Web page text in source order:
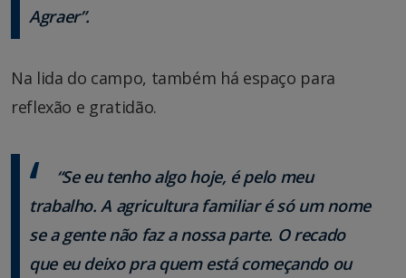
Agraer”.
Na lida do campo, também há espaço para
reflexão e gratidão.
“Se eu tenho algo hoje, é pelo meu
trabalho. A agricultura familiar é só um nome
se a gente não faz a nossa parte. O recado
que eu deixo pra quem está começando ou